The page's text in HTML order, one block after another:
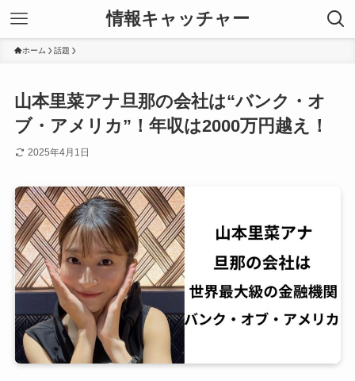
情報キャッチャー
ホーム 話題
山本里菜アナ旦那の会社は“バンク・オ
ブ・アメリカ”！年収は2000万円越え！
2025年4月1日